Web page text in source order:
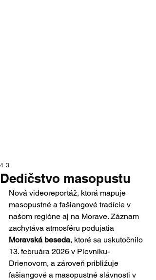
Dedičstvo masopustu
4. 3.
Nová videoreportáž, ktorá mapuje
masopustné a fašiangové tradície v
našom regióne aj na Morave. Záznam
zachytáva atmosféru podujatia
Moravská beseda, ktoré sa uskutočnilo
13. februára 2026 v Plevníku-
Drienovom, a zároveň približuje
fašiangové a masopustné slávnosti v